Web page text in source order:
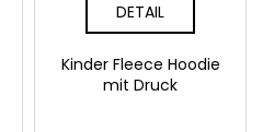
DETAIL
Kinder Fleece Hoodie
mit Druck